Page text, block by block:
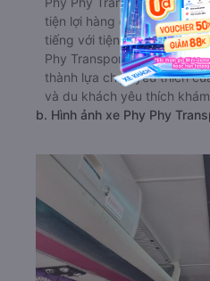
tiện lợi hàng đầu đi Svay
tiếng với tiện nghi sang
Phy Transport đi Svay
thành lựa chọn yêu thích
và du khách yêu thích
b. Hình ảnh xe Phy Phy